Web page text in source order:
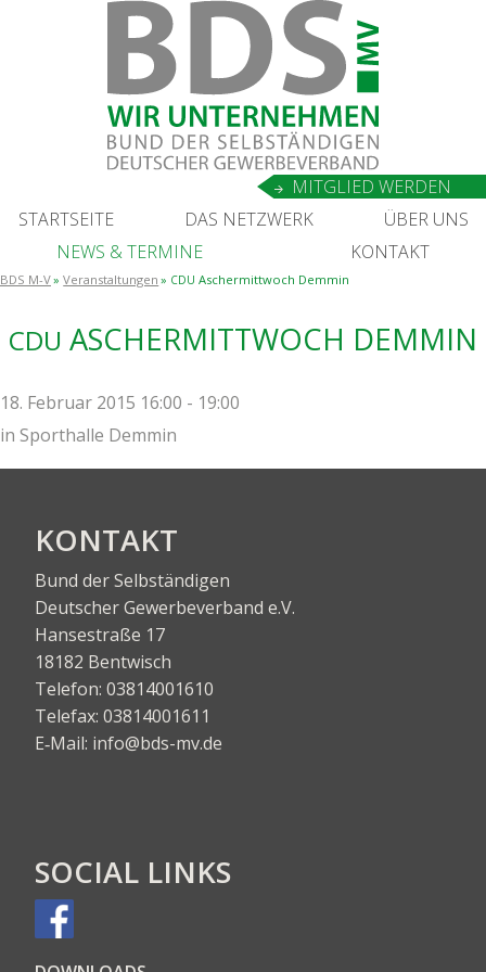
START­SEI­TE DAS NETZ­WERK
ÜBER UNS
NEWS &TERMINE KON­TAKT
MIT­GLIED WERDEN
BDS M-V Veranstaltungen CDU Ascher­mitt­woch Demmin
CDU ASCHER­MITT­WOCH DEMMIN
18. Februar 2015 16:00 - 19:00
in Sporthalle Demmin
KON­TAKT
Bund der Selbständigen
Deut­scher Gewer­be­ver­band e.V.
Han­se­stra­ße 17
18182 Bentwisch
Tele­fon: 03814001610
Tele­fax: 03814001611
E‑Mail: info@bds-mv.de
SOCIAL LINKS